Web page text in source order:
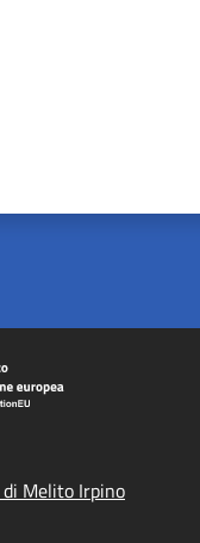
di Melito Irpino